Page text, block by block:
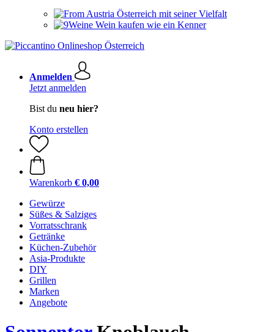
Österreich mit seiner Vielfalt
Wein kaufen wie ein Kenner
Anmelden
Jetzt anmelden
Bist du neu hier?
Konto erstellen
Warenkorb € 0,00
Gewürze
Süßes & Salziges
Vorratsschrank
Getränke
Küchen-Zubehör
Asia-Produkte
DIY
Grillen
Marken
Angebote